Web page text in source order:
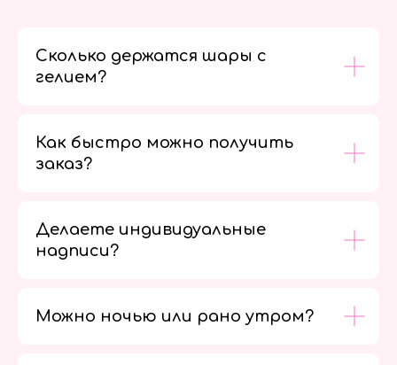
Сколько держатся шары с
гелием?
Как быстро можно получить
заказ?
Делаете индивидуальные
надписи?
Можно ночью или рано утром?